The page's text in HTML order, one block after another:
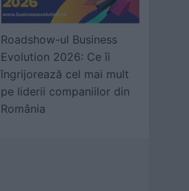
Roadshow-ul Business
Evolution 2026: Ce îi
îngrijorează cel mai mult
pe liderii companiilor din
România